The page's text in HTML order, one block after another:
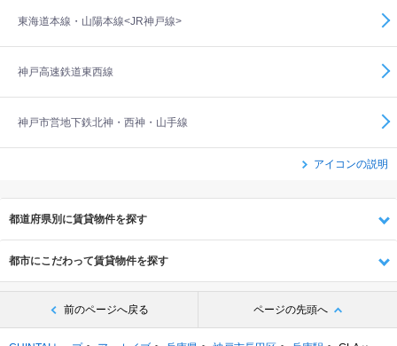
東海道本線・山陽本線<JR神戸線>
神戸高速鉄道東西線
神戸市営地下鉄北神・西神・山手線
アイコンの説明
都道府県別に賃貸物件を探す
都市にこだわって賃貸物件を探す
前のページへ戻る ページの先頭へ